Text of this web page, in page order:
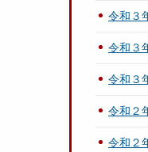
令和３
令和３
令和３
令和２
令和２